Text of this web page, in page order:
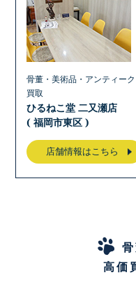
骨董・美術品・アンティーク
買取
ひるねこ堂 二又瀬店
( 福岡市東区 )
店舗情報はこちら
高価